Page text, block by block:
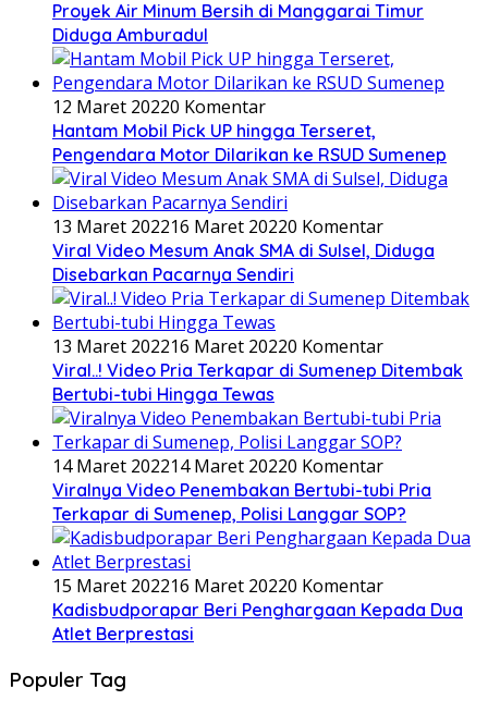
Proyek Air Minum Bersih di Manggarai Timur
Diduga Amburadul
12 Maret 20220 Komentar
Hantam Mobil Pick UP hingga Terseret,
Pengendara Motor Dilarikan ke RSUD Sumenep
13 Maret 202216 Maret 20220 Komentar
Viral Video Mesum Anak SMA di Sulsel, Diduga
Disebarkan Pacarnya Sendiri
13 Maret 202216 Maret 20220 Komentar
Viral..! Video Pria Terkapar di Sumenep Ditembak
Bertubi-tubi Hingga Tewas
14 Maret 202214 Maret 20220 Komentar
Viralnya Video Penembakan Bertubi-tubi Pria
Terkapar di Sumenep, Polisi Langgar SOP?
15 Maret 202216 Maret 20220 Komentar
Kadisbudporapar Beri Penghargaan Kepada Dua
Atlet Berprestasi
Populer Tag